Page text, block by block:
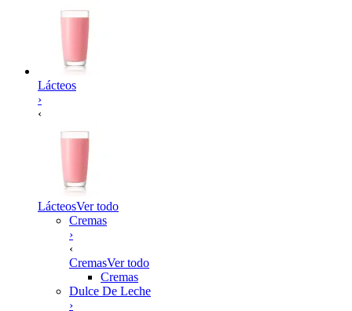
Lácteos
›
‹
LácteosVer todo
Cremas
›
‹
CremasVer todo
Cremas
Dulce De Leche
›